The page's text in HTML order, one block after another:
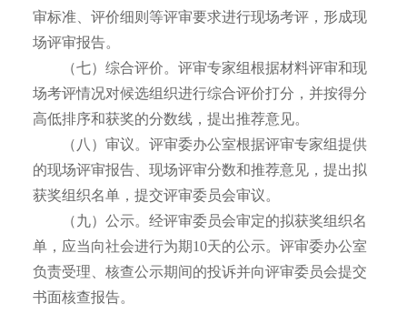
审标准、评价细则等评审要求进行现场考评，形成现
场评审报告。
（七）综合评价。评审专家组根据材料评审和现
场考评情况对候选组织进行综合评价打分，并按得分
高低排序和获奖的分数线，提出推荐意见。
（八）审议。评审委办公室根据评审专家组提供
的现场评审报告、现场评审分数和推荐意见，提出拟
获奖组织名单，提交评审委员会审议。
（九）公示。经评审委员会审定的拟获奖组织名
单，应当向社会进行为期10天的公示。评审委办公室
负责受理、核查公示期间的投诉并向评审委员会提交
书面核查报告。